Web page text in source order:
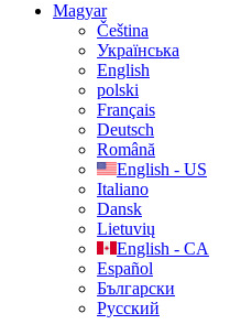
Magyar
Čeština
Українська
English
polski
Français
Deutsch
Română
English - US
Italiano
Dansk
Lietuvių
English - CA
Español
Български
Русский